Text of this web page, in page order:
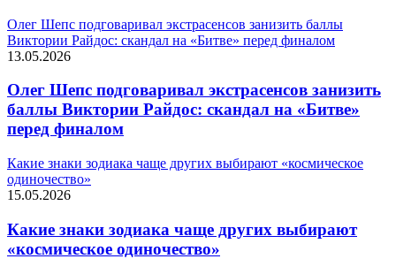
Олег Шепс подговаривал экстрасенсов занизить баллы
Виктории Райдос: скандал на «Битве» перед финалом
13.05.2026
Олег Шепс подговаривал экстрасенсов занизить
баллы Виктории Райдос: скандал на «Битве»
перед финалом
Какие знаки зодиака чаще других выбирают «космическое
одиночество»
15.05.2026
Какие знаки зодиака чаще других выбирают
«космическое одиночество»